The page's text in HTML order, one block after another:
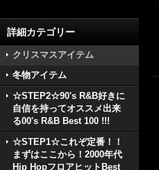
詳細カテゴリー
クリスマスアイテム
冬物アイテム
☆STEP2☆90's R&B好きに
自信を持ってオススメ出来
る00's R&B Best 100 !!!
☆STEP1☆これぞ定番！！
まずはここから！2000年代
Hip HopフロアヒットBest